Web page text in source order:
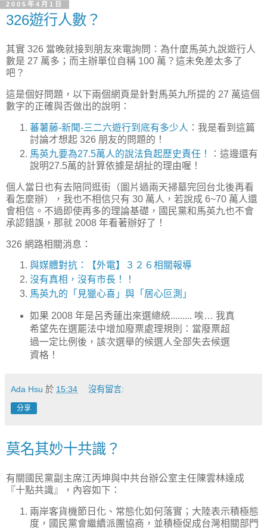
2005年4月1日
326遊行人數？
其實 326 當晚就接到朋友來電詢問：為什麼馬英九說遊行人
數是 27 萬多；而主辦單位自稱 100 萬？這未免差太多了
吧？
這是個好問題，以下兩個網頁是針對馬英九所提的 27 萬這個
數字的正確與否做出的說明：
蕃薯藤-新聞-三二六遊行到底有多少人 ：我是看到這篇
討論才想起 326 朋友的問題的！
馬英九要為27.5萬人的說法負起歷史責任！
：這邊還有
說明27.5萬的計算依據是胡扯的理由喔！
個人當日也有去陪同逛街（圖片過兩天掃墓完回台北後再看
看怎麼辦），我也不相信只有 30 萬人，若說成 6~70 萬人還
會相信。不過即使再多的理論基礎，國民黨和馬英九也不會
承認錯誤，那就 2008 年看著辦好了！
326 網路相關消息：
與媒體對抗：【外電】３２６相關報導
沒有真相，沒有市長！！
馬英九的「見獵心喜」與「居心叵測」
如果 2008 年是呂秀蓮出來選總統......... 唉… 我真
希望先在選罷法中增加廢票處理規則：當廢票超
過一定比例後，該次選舉的候選人全部失去候選
資格！
Ada Hsu 於 15:34 沒有留言:
分享
莫名其妙十共識？
有關國民黨副主席江丙坤與中共台辦公室主任陳雲林達成
『十點共識』，內容如下：
兩岸客貨機節日化、常態化如何落實；大陸表示積極態
度，國民黨會繼續派團協商，並積極促成台灣相關部門